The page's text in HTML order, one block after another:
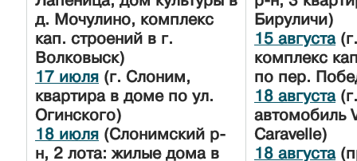
д. Мочулино, комплекс
кап. строений в г.
Волковыск)
17 июля (г. Слоним,
квартира в доме по ул.
Огинского)
18 июля (Слонимский р-
н, 2 лота: жилые дома в
Бируличи)
15 августа
комплекс
по пер.
18 августа
автомобиль
Caravelle)
18 августа